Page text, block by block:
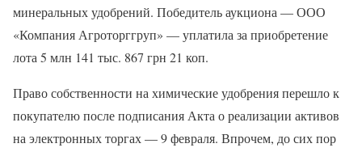
минеральных удобрений. Победитель аукциона — ООО
«Компания Агроторггруп» — уплатила за приобретение
лота 5 млн 141 тыс. 867 грн 21 коп.
Право собственности на химические удобрения перешло к
покупателю после подписания Акта о реализации активов
на электронных торгах — 9 февраля. Впрочем, до сих пор